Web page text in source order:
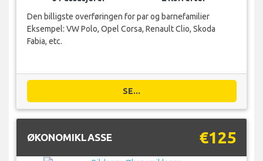
Den billigste overføringen for par og barnefamilier
Eksempel: VW Polo, Opel Corsa, Renault Clio, Skoda
Fabia, etc.
SE...
ØKONOMIKLASSE €125